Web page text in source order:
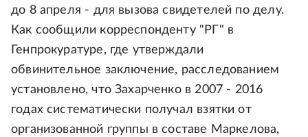
до 8 апреля - для вызова свидетелей по делу.
Как сообщили корреспонденту "РГ" в
Генпрокуратуре, где утверждали
обвинительное заключение, расследованием
установлено, что Захарченко в 2007 - 2016
годах систематически получал взятки от
организованной группы в составе Маркелова,